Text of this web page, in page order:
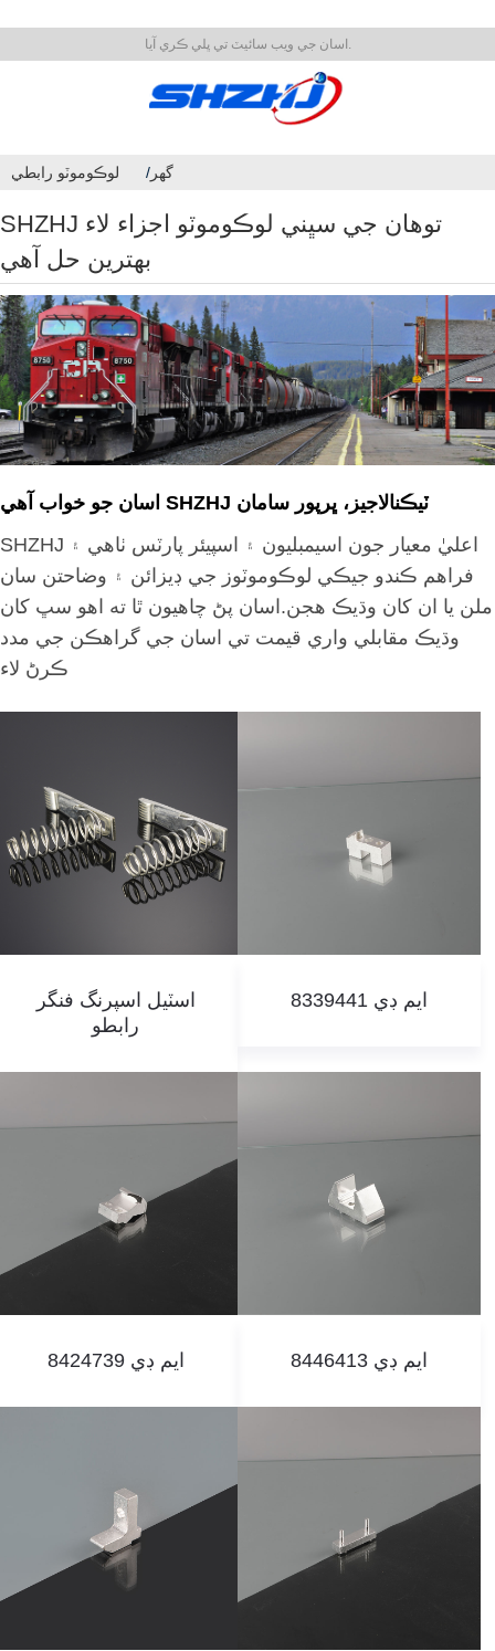
اسان جي ويب سائيٽ تي ڀلي ڪري آيا.
گهر لوڪوموٽو رابطي
SHZHJ توهان جي سڀني لوڪوموٽو اجزاء لاء
بهترين حل آهي
اسان جو خواب آهي SHZHJ ٽيڪنالاجيز، ڀرپور سامان
SHZHJ اعليٰ معيار جون اسيمبليون ۽ اسپيئر پارٽس ٺاهي ۽
فراهم ڪندو جيڪي لوڪوموٽوز جي ڊيزائن ۽ وضاحتن سان
ملن يا ان کان وڌيڪ هجن.اسان پڻ چاهيون ٿا ته اهو سڀ کان
وڌيڪ مقابلي واري قيمت تي اسان جي گراهڪن جي مدد
ڪرڻ لاء
اسٽيل اسپرنگ فنگر
رابطو
ايم ڊي 8339441
ايم ڊي 8424739 ايم ڊي 8446413